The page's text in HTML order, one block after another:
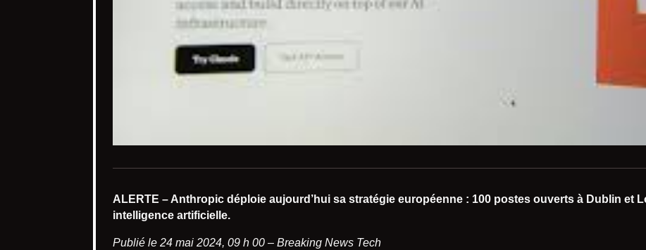
ALERTE – Anthropic déploie aujourd’hui sa stratégie européenne : 100 postes ouverts à Dublin et
intelligence artificielle.
Publié le 24 mai 2024, 09 h 00 – Breaking News Tech